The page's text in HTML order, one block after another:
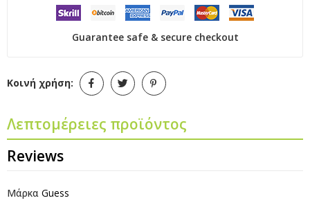
Guarantee safe & secure checkout
Κοινή χρήση:
Λεπτομέρειες προϊόντος
Reviews
Μάρκα Guess